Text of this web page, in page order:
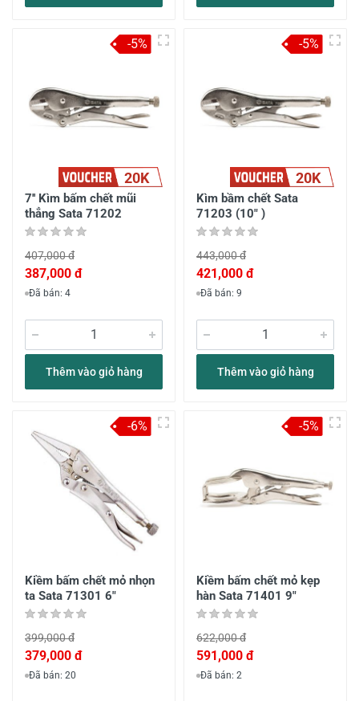
20K
7'' Kìm bấm chết mũi
thẳng Sata 71202
407,000 đ
387,000 đ
Đã bán: 4
Thêm vào giỏ hàng
-5%
20K
Kìm bầm chết Sata
71203 (10" )
443,000 đ
421,000 đ
Đã bán: 9
Thêm vào giỏ hàng
-5%
Kiềm bấm chết mỏ nhọn
ta Sata 71301 6"
399,000 đ
379,000 đ
Đã bán: 20
-6%
Kiềm bấm chết mỏ kẹp
hàn Sata 71401 9"
622,000 đ
591,000 đ
Đã bán: 2
-5%